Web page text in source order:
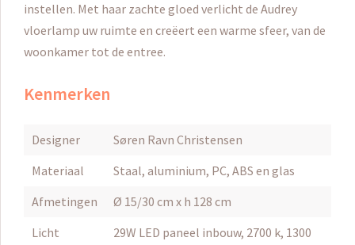
instellen. Met haar zachte gloed verlicht de Audrey
vloerlamp uw ruimte en creëert een warme sfeer, van de
woonkamer tot de entree.
Kenmerken
Designer
Søren Ravn Christensen
Materiaal
Staal, aluminium, PC, ABS en glas
Afmetingen
Ø 15/30 cm x h 128 cm
Licht
29W LED paneel inbouw, 2700 k, 1300